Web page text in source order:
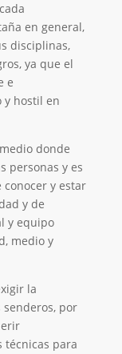
en general,
disciplinas,
ya que el
e
y hostil en
donde
personas y es
y estar
y de
y equipo
medio y
la
por
técnicas para